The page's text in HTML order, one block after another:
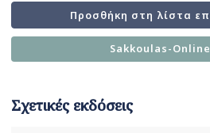
Προσθήκη στη λίστα
Sakkoulas-
Σχετικές εκδόσεις